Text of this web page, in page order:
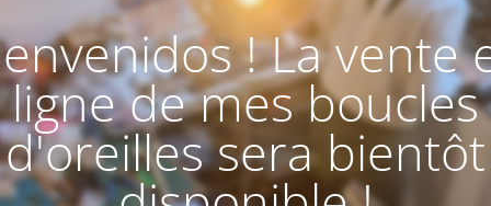
! La vente
ligne de mes boucles
d'oreilles sera bientôt